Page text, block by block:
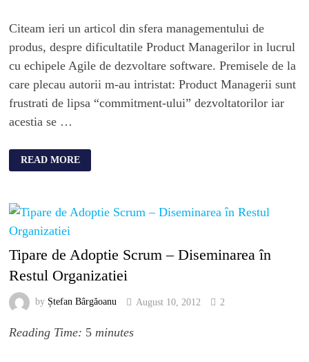
Citeam ieri un articol din sfera managementului de
produs, despre dificultatile Product Managerilor in lucrul
cu echipele Agile de dezvoltare software. Premisele de la
care plecau autorii m-au intristat: Product Managerii sunt
frustrati de lipsa “commitment-ului” dezvoltatorilor iar
acestia se …
READ MORE
Tipare de Adoptie Scrum – Diseminarea în
Restul Organizatiei
by Ștefan Bârgăoanu August 10, 2012 2
Reading Time: 5 minutes